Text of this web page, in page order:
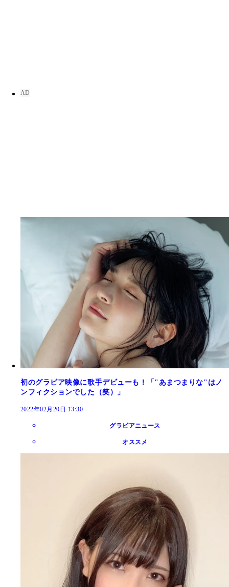
初のグラビア映像に歌手デビューも！「"あまつまりな"はノ
ンフィクションでした（笑）」
2022年02月20日 13:30
グラビアニュース
オススメ